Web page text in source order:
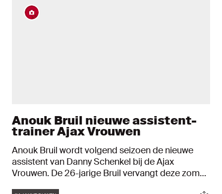
Anouk Bruil nieuwe assistent-
trainer Ajax Vrouwen
Anouk Bruil wordt volgend seizoen de nieuwe
assistent van Danny Schenkel bij de Ajax
Vrouwen. De 26-jarige Bruil vervangt deze zomer